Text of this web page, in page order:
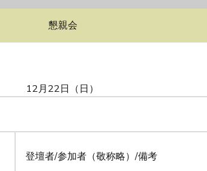
懇親会
12月22日（日）
登壇者/参加者（敬称略）/備考